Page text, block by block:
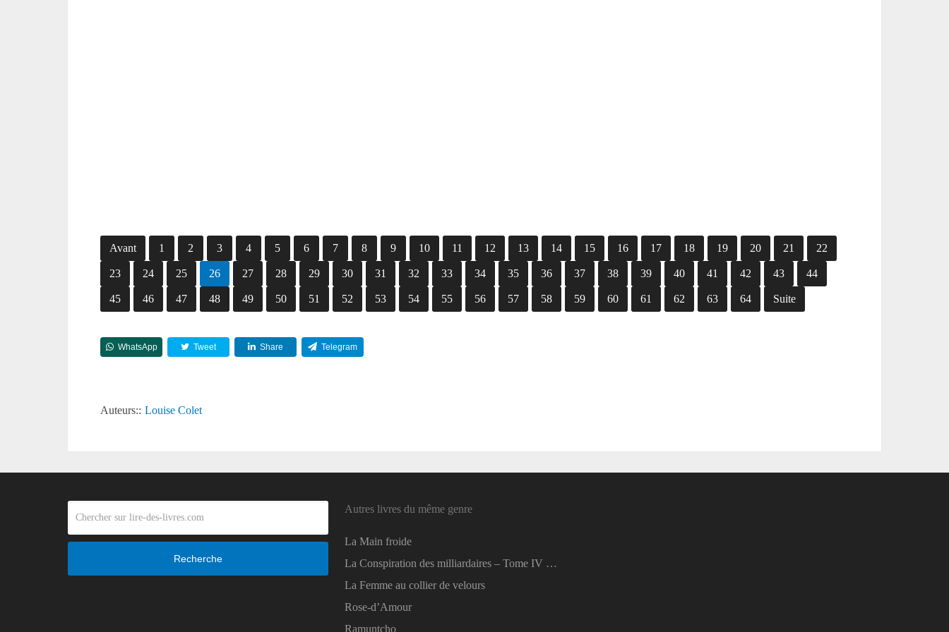
Avant 1 2 3 4 5 6 7 8 9 10 11 12 13 14 15 16 17 18 19 20 21 22
23 24 25 26 27 28 29 30 31 32 33 34 35 36 37 38 39 40 41 42 43 44
45 46 47 48 49 50 51 52 53 54 55 56 57 58 59 60 61 62 63 64 Suite
WhatsApp Tweet Share Telegram
Auteurs:: Louise Colet
Recherche
Autres livres du même genre
La Main froide
La Conspiration des milliardaires – Tome IV …
La Femme au collier de velours
Rose-d’Amour
Ramuntcho